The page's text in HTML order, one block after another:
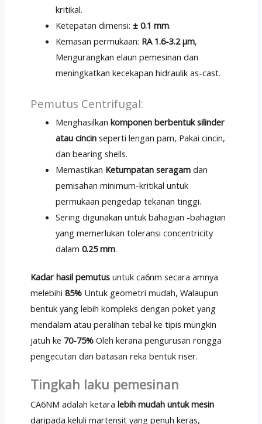
kritikal.
Ketepatan dimensi:± 0.1 mm.
Kemasan permukaan: RA 1.6-3.2 μm,
Mengurangkan elaun pemesinan dan
meningkatkan kecekapan hidraulik as-cast.
Pemutus Centrifugal:
Menghasilkankomponen berbentuk silinder
atau cincin seperti lengan pam, Pakai cincin,
dan bearing shells.
Memastikan Ketumpatan seragam dan
pemisahan minimum-kritikal untuk
permukaan pengedap tekanan tinggi.
Sering digunakan untuk bahagian -bahagian
yang memerlukan toleransi concentricity
dalam0.25 mm.
Kadar hasil pemutusuntuk ca6nm secara amnya
melebihi 85%Untuk geometri mudah, Walaupun
bentuk yang lebih kompleks dengan poket yang
mendalam atau peralihan tebal ke tipis mungkin
jatuh ke 70-75%Oleh kerana pengurusan rongga
pengecutan dan batasan reka bentuk riser.
Tingkah laku pemesinan
CA6NM adalah ketara lebih mudah untuk mesin
daripada keluli martensit yang penuh keras,